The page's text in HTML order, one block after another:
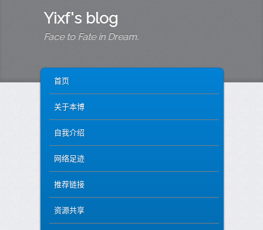
Yixf's blog
Face to Fate in Dream.
SKIP TO PRIMARY CONTENT
SKIP TO SECONDARY CONTENT
首页
关于本博
自我介绍
网络足迹
推荐链接
资源共享